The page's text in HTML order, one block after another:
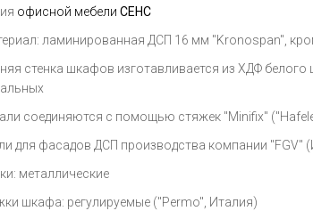
офисной мебели СЕНС
ламинированная ДСП 16 мм "Kronospan",
стенка шкафов изготавливается из ХДФ белого
соединяются с помощью стяжек "Minifix"
для фасадов ДСП производства компании "FGV"
металлические
шкафа: регулируемые ("Permo", Италия)